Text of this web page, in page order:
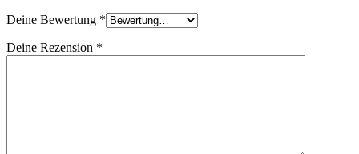
Deine Bewertung *
Deine Rezension *